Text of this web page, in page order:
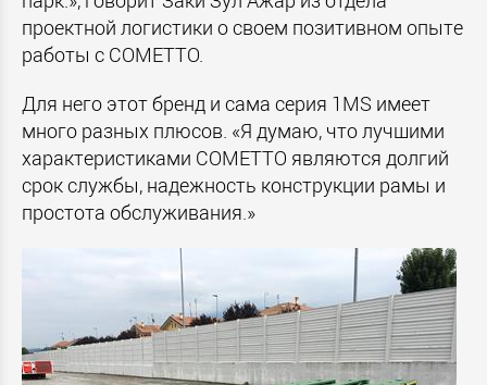
проектной логистики о своем позитивном опыте
работы с СОМЕТТО.
Для него этот бренд и сама серия 1 MS имеет
много разных плюсов. «Я думаю, что лучшими
характеристиками СОМЕТТО являются долгий
срок службы, надежность конструкции рамы и
простота обслуживания.»